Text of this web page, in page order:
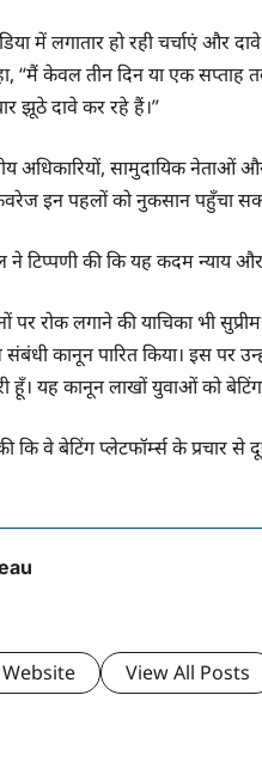
में लगातार हो रही चर्चाएं
“मैं केवल तीन दिन या एक सप्ताह
झूठे दावे कर रहे हैं।”
अधिकारियों, सामुदायिक नेताओं
इन पहलों को नुकसान पहुँचा
टिप्पणी की कि यह कदम न्याय और
रोक लगाने की याचिका भी
कानून पारित किया। इस पर
यह कानून लाखों युवाओं को
कि वे बेटिंग प्लेटफॉर्म्स के प्रचार
View All Posts